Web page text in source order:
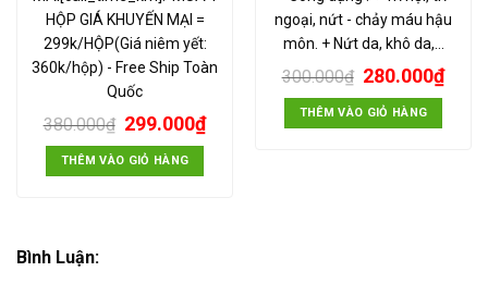
HỘP GIÁ KHUYẾN MẠI =
299k/HỘP(Giá niêm yết:
360k/hộp) - Free Ship Toàn
Quốc
380.000₫ 299.000₫
THÊM VÀO GIỎ HÀNG
ngoại, nứt - chảy máu hậu
môn. + Nứt da, khô da,…
300.000₫ 280.000₫
THÊM VÀO GIỎ HÀNG
Bình Luận: